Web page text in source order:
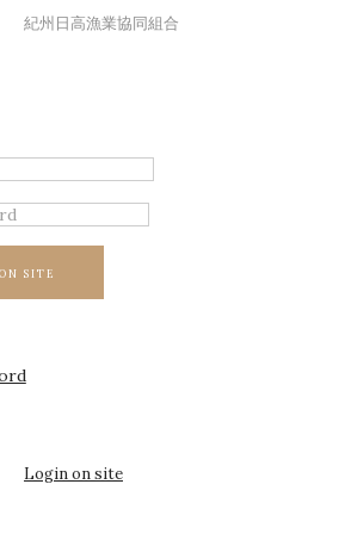
紀州日高漁業協同組合
SITE
Login on site